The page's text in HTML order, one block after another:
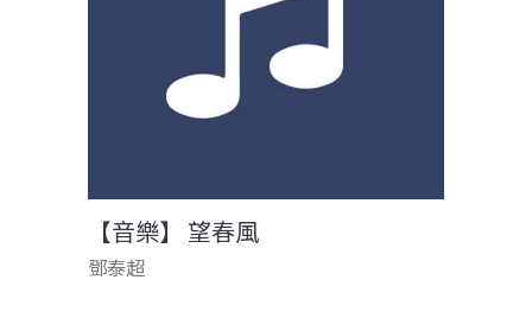
【音樂】 望春風
鄧泰超